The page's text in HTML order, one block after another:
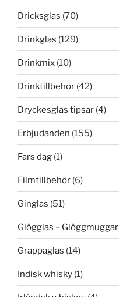
Dricksglas (70)
Drinkglas (129)
Drinkmix (10)
Drinktillbehör (42)
Dryckesglas tipsar (4)
Erbjudanden (155)
Fars dag (1)
Filmtillbehör (6)
Ginglas (51)
Glögglas – Glöggmuggar
Grappaglas (14)
Indisk whisky (1)